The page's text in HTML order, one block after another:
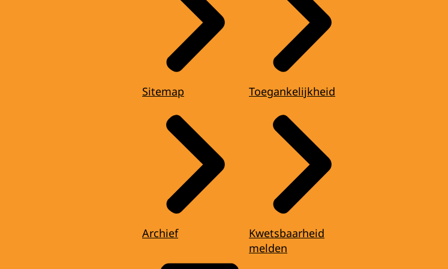
Sitemap
Archief
Toegankelijkheid
Kwetsbaarheid
melden